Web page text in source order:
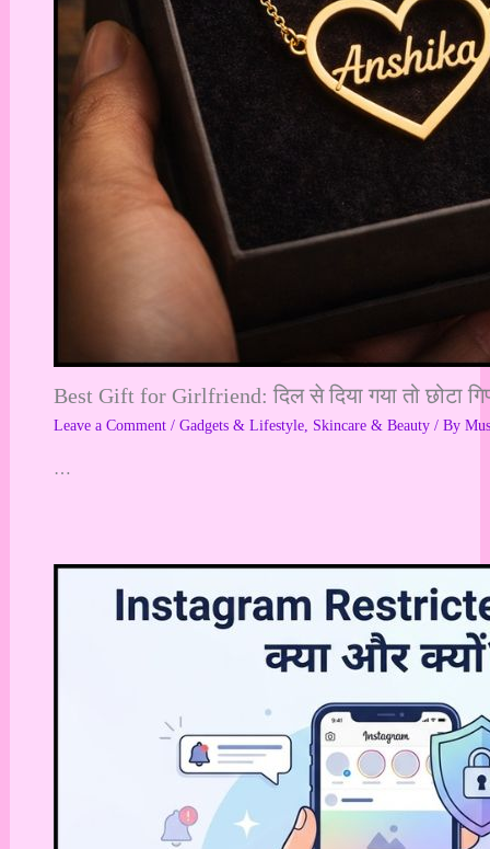
Best Gift for Girlfriend: दिल से दिया गया तो छोटा
Leave a Comment / Gadgets & Lifestyle, Skincare & Beauty/ By
…